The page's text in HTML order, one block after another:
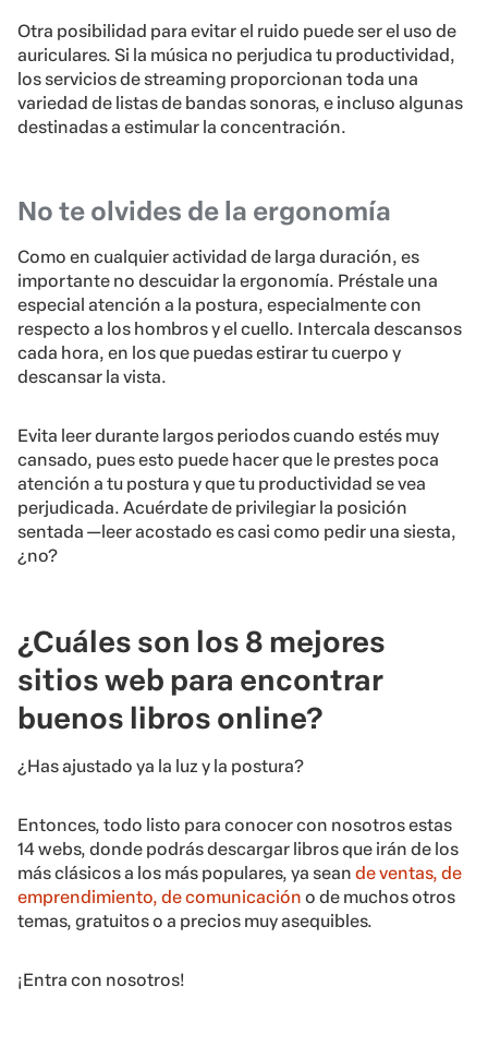
Otra posibilidad para evitar el ruido puede ser el uso de
auriculares. Si la música no perjudica tu productividad,
los servicios de streaming proporcionan toda una
variedad de listas de bandas sonoras, e incluso algunas
destinadas a estimular la concentración.
No te olvides de la ergonomía
Como en cualquier actividad de larga duración, es
importante no descuidar la ergonomía. Préstale una
especial atención a la postura, especialmente con
respecto a los hombros y el cuello. Intercala descansos
cada hora, en los que puedas estirar tu cuerpo y
descansar la vista.
Evita leer durante largos periodos cuando estés muy
cansado, pues esto puede hacer que le prestes poca
atención a tu postura y que tu productividad se vea
perjudicada. Acuérdate de privilegiar la posición
sentada —leer acostado es casi como pedir una siesta,
¿no?
¿Cuáles son los 8 mejores
sitios web para encontrar
buenos libros online?
¿Has ajustado ya la luz y la postura?
Entonces, todo listo para conocer con nosotros estas
14 webs, donde podrás descargar libros que irán de los
más clásicos a los más populares, ya sean de ventas, de
emprendimiento, de comunicación o de muchos otros
temas, gratuitos o a precios muy asequibles.
¡Entra con nosotros!